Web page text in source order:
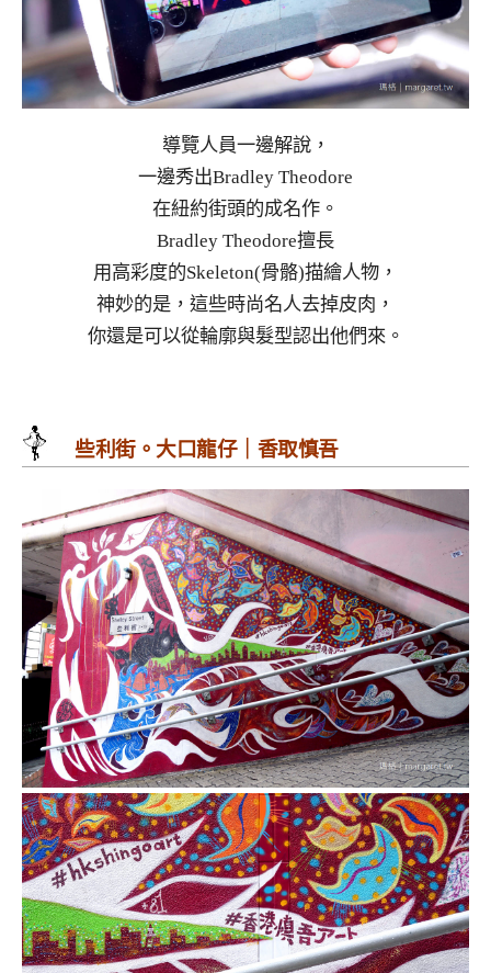
導覽人員一邊解說，
一邊秀出Bradley Theodore
在紐約街頭的成名作。
Bradley Theodore擅長
用高彩度的Skeleton(骨骼)描繪人物，
神妙的是，這些時尚名人去掉皮肉，
你還是可以從輪廓與髮型認出他們來。
些利街。大口龍仔｜香取慎吾